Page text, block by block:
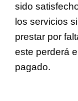
sido
los servicios
prestar por
este perderá
pagado.